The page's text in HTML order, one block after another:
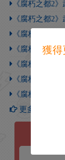
《腐朽之都2
《腐朽之都2
《腐朽之都2
《腐朽之都2
《腐朽之都2
《腐朽之都2
《腐朽之都2
更多【腐朽之
獲得